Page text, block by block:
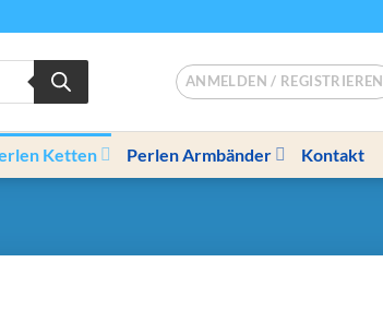
ANMELDEN / REGISTRIEREN
Ketten Perlen Armbänder Kontakt